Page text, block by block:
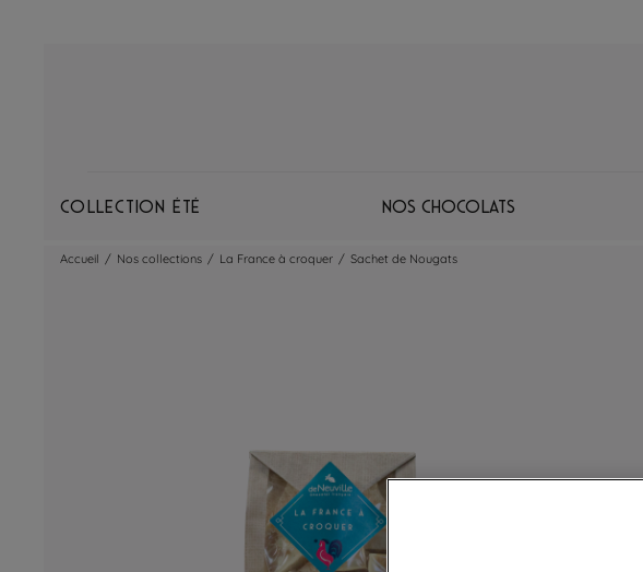
Collection Été Nos chocolats
Accueil / Nos collections / La France à croquer / Sachet de Nougats